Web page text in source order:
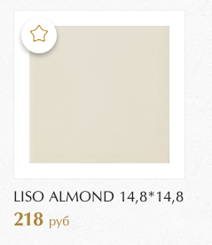
LISO ALMOND 14,8*14,8
218 руб